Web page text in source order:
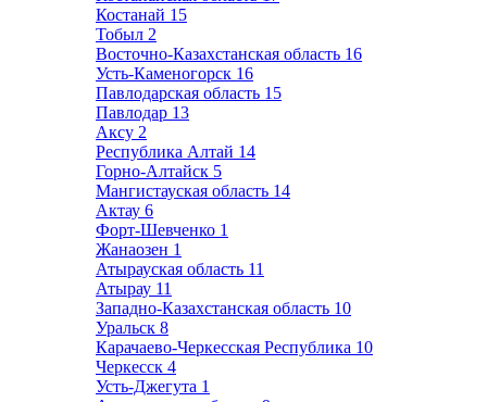
Костанай 15
Тобыл 2
Восточно-Казахстанская область 16
Усть-Каменогорск 16
Павлодарская область 15
Павлодар 13
Аксу 2
Республика Алтай 14
Горно-Алтайск 5
Мангистауская область 14
Актау 6
Форт-Шевченко 1
Жанаозен 1
Атырауская область 11
Атырау 11
Западно-Казахстанская область 10
Уральск 8
Карачаево-Черкесская Республика 10
Черкесск 4
Усть-Джегута 1